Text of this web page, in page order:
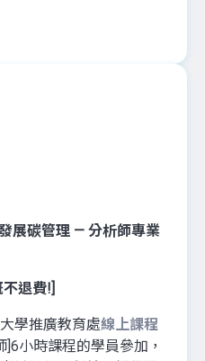
展碳管理 — 分析師專業
退費!]
學推廣教育處線上課程
小時課程的學員參加，